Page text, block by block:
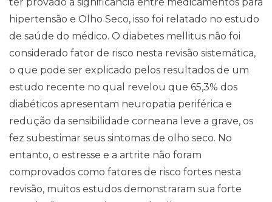
hipertensão e Olho Seco, isso foi relatado no estudo
de saúde do médico. O diabetes mellitus não foi
considerado fator de risco nesta revisão sistemática,
o que pode ser explicado pelos resultados de um
estudo recente no qual revelou que 65,3% dos
diabéticos apresentam neuropatia periférica e
redução da sensibilidade corneana leve a grave, os
fez subestimar seus sintomas de olho seco. No
entanto, o estresse e a artrite não foram
comprovados como fatores de risco fortes nesta
revisão, muitos estudos demonstraram sua forte